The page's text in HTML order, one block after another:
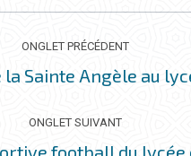
ONGLET PRÉCÉDENT
Onglet
la Sainte Angèle au
ONGLET SUIVANT
football du lycée